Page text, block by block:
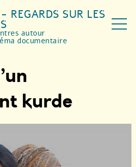
REGARDS SUR LES
autour
documentaire
kurde